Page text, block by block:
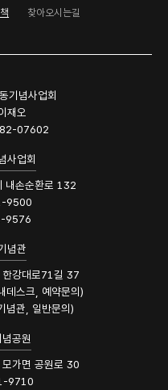
찾아오시는길
기념사업회
재오
07602
사업회
내손순환로 132
9500
9576
념관
강대로71길 37
스크, 예약문의)
관, 일반문의)
공원
가면 공원로 30
9710